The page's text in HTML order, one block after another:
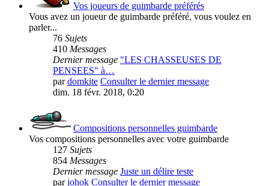
Vos joueurs de guimbarde préférés
Vous avez un joueur de guimbarde préféré, vous voulez en
parler...
76 Sujets
410 Messages
Dernier message "LES CHASSEUSES DE
PENSEES" à…
pardomkite Consulter le dernier message
dim. 18 févr. 2018, 0:20
Compositions personnelles guimbarde
Vos compositions personnelles avec votre guimbarde
127 Sujets
854 Messages
Dernier message Juste un délire teste
parjohok Consulter le dernier message